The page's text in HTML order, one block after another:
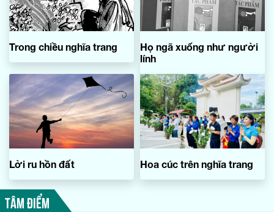
Trong chiều nghĩa trang
Họ ngã xuống như người
lính
Lời ru hồn đất Hoa cúc trên nghĩa trang
TÂM ĐIỂM